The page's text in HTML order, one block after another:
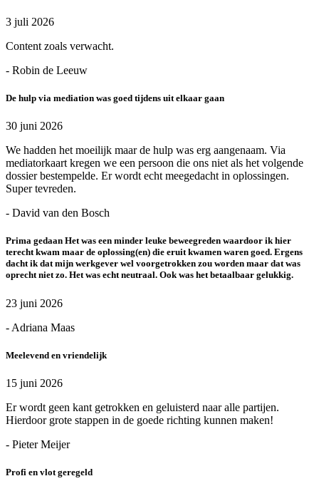
3 juli 2026
Content zoals verwacht.
- Robin de Leeuw
De hulp via mediation was goed tijdens uit elkaar gaan
30 juni 2026
We hadden het moeilijk maar de hulp was erg aangenaam. Via
mediatorkaart kregen we een persoon die ons niet als het volgende
dossier bestempelde. Er wordt echt meegedacht in oplossingen.
Super tevreden.
- David van den Bosch
Prima gedaan Het was een minder leuke beweegreden waardoor ik hier
terecht kwam maar de oplossing(en) die eruit kwamen waren goed. Ergens
dacht ik dat mijn werkgever wel voorgetrokken zou worden maar dat was
oprecht niet zo. Het was echt neutraal. Ook was het betaalbaar gelukkig.
23 juni 2026
- Adriana Maas
Meelevend en vriendelijk
15 juni 2026
Er wordt geen kant getrokken en geluisterd naar alle partijen.
Hierdoor grote stappen in de goede richting kunnen maken!
- Pieter Meijer
Profi en vlot geregeld